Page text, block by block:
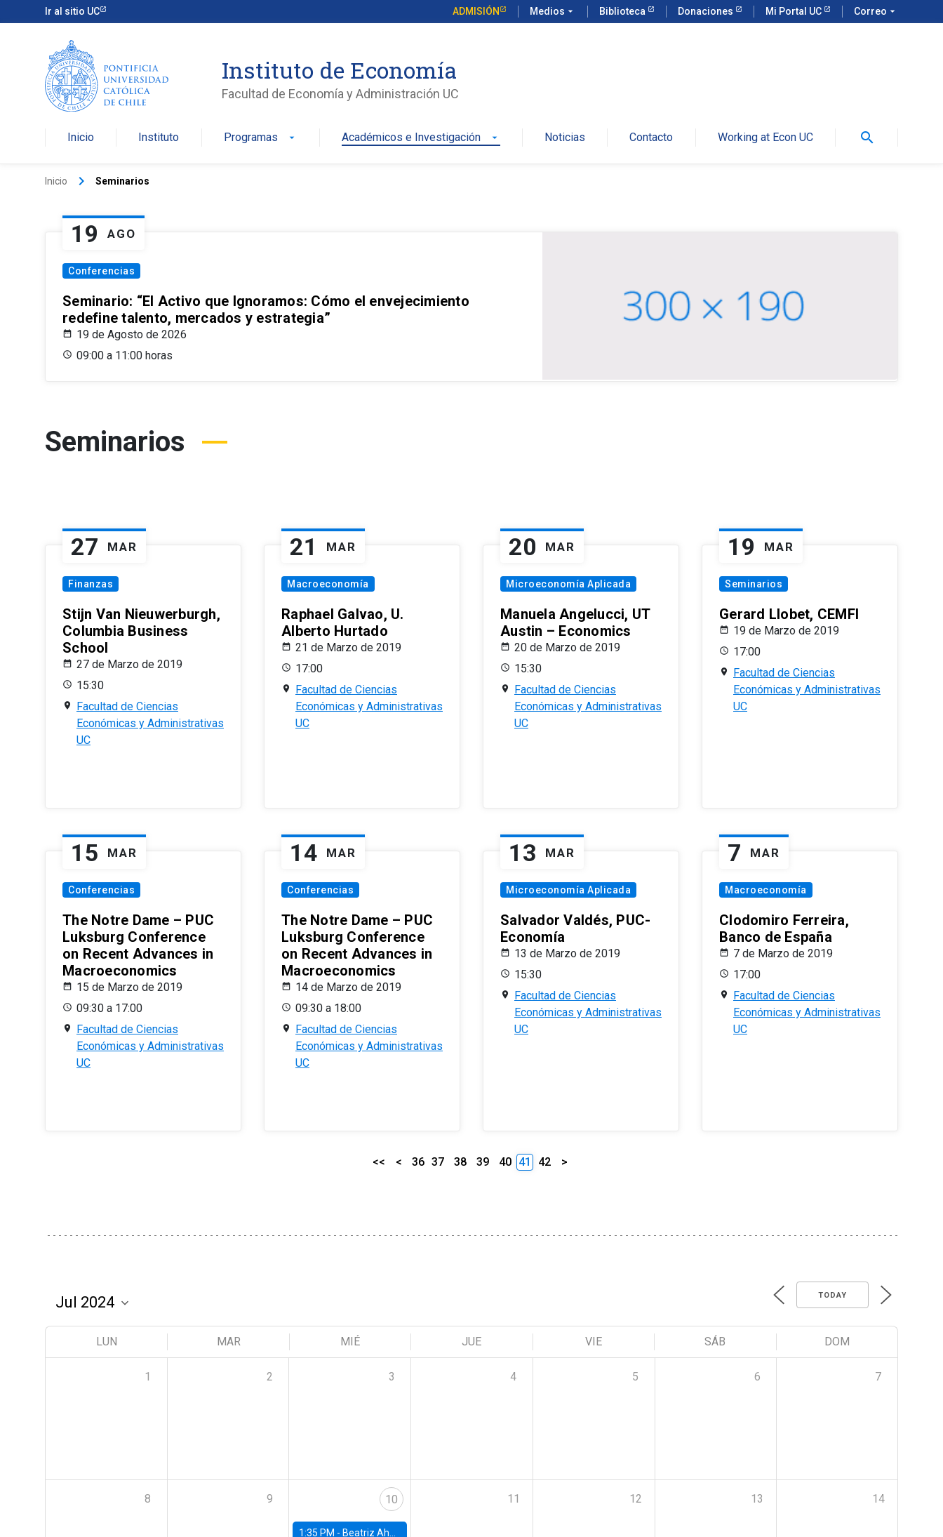
Ir al sitio UC ADMISIÓN Medios arrow_drop_down Biblioteca Donaciones Mi Portal UC Correo arrow_drop_down
Instituto de Economía
Facultad de Economía y Administración UC
Inicio Instituto Programas arrow_drop_down Académicos e Investigación arrow_drop_down Noticias Contacto Working at Econ UC search
Inicio keyboard_arrow_right Seminarios
19 AGO
Conferencias
Seminario: “El Activo que Ignoramos: Cómo el envejecimiento
redefine talento, mercados y estrategia”
19 de Agosto de 2026
09:00 a 11:00 horas
Seminarios
27 MAR
Finanzas
Stijn Van Nieuwerburgh,
Columbia Business
School
27 de Marzo de 2019
15:30
Facultad de Ciencias
Económicas y Administrativas
UC
21 MAR
Macroeconomía
Raphael Galvao, U.
Alberto Hurtado
21 de Marzo de 2019
17:00
Facultad de Ciencias
Económicas y Administrativas
UC
20 MAR
Microeconomía Aplicada
Manuela Angelucci, UT
Austin – Economics
20 de Marzo de 2019
15:30
Facultad de Ciencias
Económicas y Administrativas
UC
19 MAR
Seminarios
Gerard Llobet, CEMFI
19 de Marzo de 2019
17:00
Facultad de Ciencias
Económicas y Administrativas
UC
15 MAR
Conferencias
The Notre Dame – PUC
Luksburg Conference
on Recent Advances in
Macroeconomics
15 de Marzo de 2019
09:30 a 17:00
Facultad de Ciencias
Económicas y Administrativas
UC
14 MAR
Conferencias
The Notre Dame – PUC
Luksburg Conference
on Recent Advances in
Macroeconomics
14 de Marzo de 2019
09:30 a 18:00
Facultad de Ciencias
Económicas y Administrativas
UC
13 MAR
Microeconomía Aplicada
Salvador Valdés, PUC-
Economía
13 de Marzo de 2019
15:30
Facultad de Ciencias
Económicas y Administrativas
UC
7 MAR
Macroeconomía
Clodomiro Ferreira,
Banco de España
7 de Marzo de 2019
17:00
Facultad de Ciencias
Económicas y Administrativas
UC
<< < 36 37 38 39 40 41 42 >
TODAY
LUN MAR MIÉ JUE VIE SÁB DOM
1 2 3 4 5 6 7
8 9 10
1:35 PM - Beatriz Ahumada, PhD candidate, Universidad de Pittsburgh
11 12 13 14